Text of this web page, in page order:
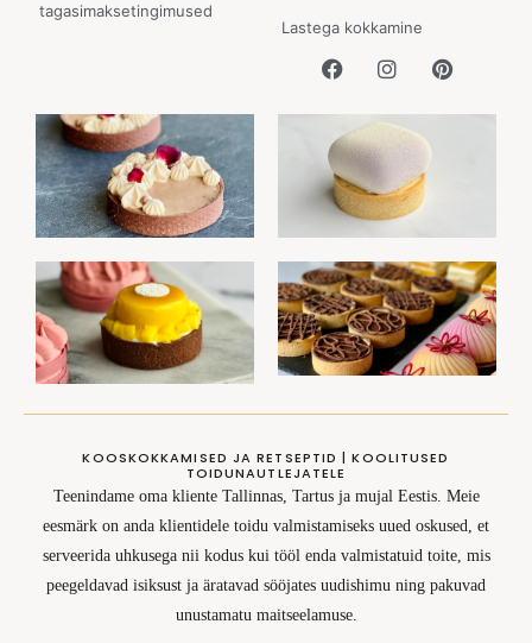
tagasimaksetingimused
Lastega kokkamine
KOOSKOKKAMISED JA RETSEPTID | KOOLITUSED
TOIDUNAUTLEJATELE
Teenindame oma kliente Tallinnas, Tartus ja mujal Eestis. Meie
eesmärk on anda klientidele toidu valmistamiseks uued oskused, et
serveerida uhkusega nii kodus kui tööl enda valmistatuid toite, mis
peegeldavad isiksust ja äratavad sööjates uudishimu ning pakuvad
unustamatu maitseelamuse.